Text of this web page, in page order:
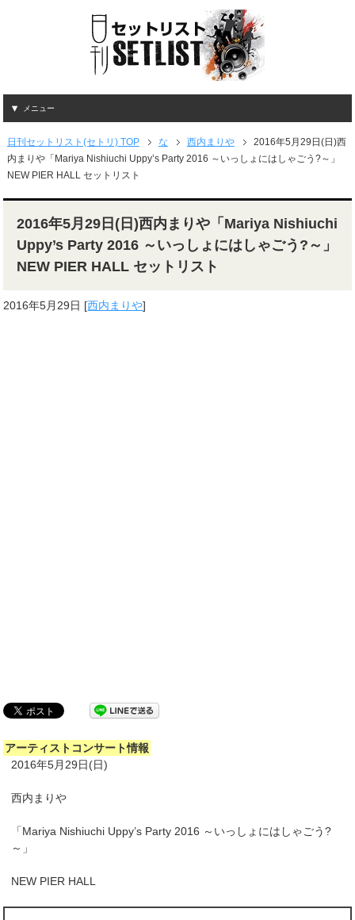
メニュー
日刊セットリスト(セトリ) TOP な 西内まりや
2016年5月29日(日)西
内まりや「Mariya Nishiuchi Uppy’s Party 2016 ～いっしょにはしゃごう?～」
NEW PIER HALL セットリスト
2016年5月29日(日)西内まりや「Mariya Nishiuchi
Uppy’s Party 2016 ～いっしょにはしゃごう?～」
NEW PIER HALL セットリスト
2016年5月29日 [西内まりや]
アーティストコンサート情報
2016年5月29日(日)
西内まりや
「Mariya Nishiuchi Uppy’s Party 2016 ～いっしょにはしゃごう?
～」
NEW PIER HALL